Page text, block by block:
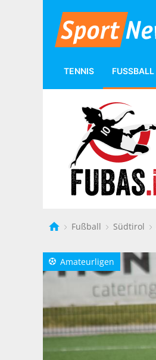
TENNIS FUSSBALL
Fußball Südtirol
a Amateurligen